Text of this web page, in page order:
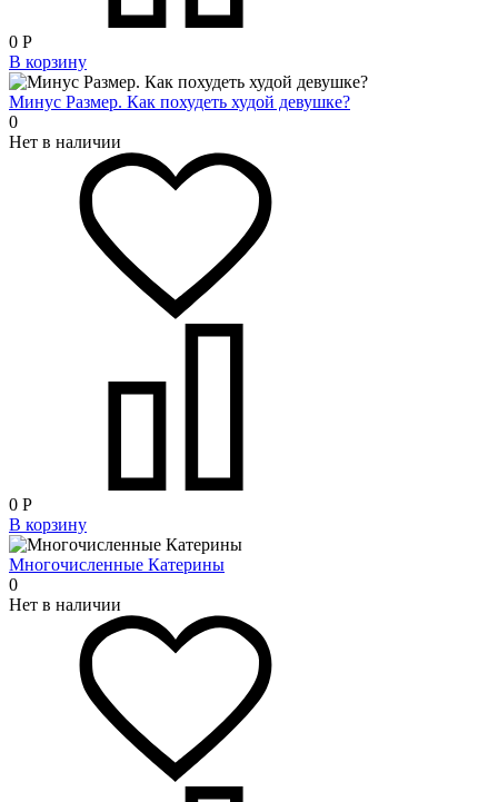
0 Р
В корзину
Минус Размер. Как похудеть худой девушке?
0
Нет в наличии
0 Р
В корзину
Многочисленные Катерины
0
Нет в наличии